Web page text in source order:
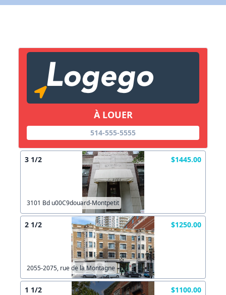
À LOUER
514-555-5555
3 1/2 $1445.00
3101 Bd u00C9douard-Montpetit
2 1/2 $1250.00
2055-2075, rue de la Montagne
1 1/2 $1100.00
Lien vers inscription (sera inclus dans courriel)
Copier lien
X Fermer